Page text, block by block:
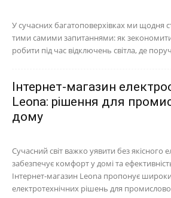
У сучасних багатоповерхівках ми щодня
тими самими запитаннями: як
робити під час відключень світла, де
Інтернет-магазин
Leona: рішення для
дому
Сучасний світ важко уявити без якісного
забезпечує комфорт у домі та
Інтернет-магазин Leona пропонує
електротехнічних рішень для